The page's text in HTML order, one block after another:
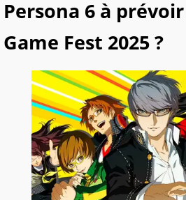
Persona 6 à
Game Fest 2025 ?